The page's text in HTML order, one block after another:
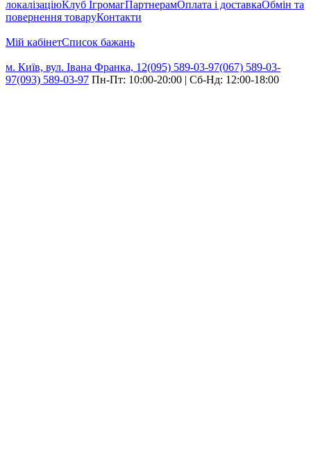
локалізаціюКлуб ІгромагПартнерамОплата і доставкаОбмін та
повернення товаруКонтакти
Мій кабінетCписок бажань
м. Київ, вул. Івана Франка, 12(095) 589-03-97(067) 589-03-
97(093) 589-03-97 Пн-Пт: 10:00-20:00 | Сб-Нд: 12:00-18:00